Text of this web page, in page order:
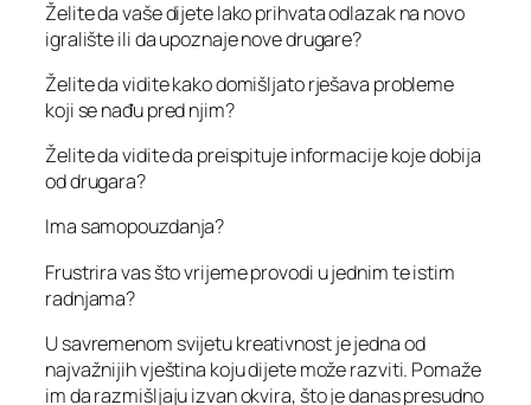
Želite da vaše dijete lako prihvata odlazak na novo
igralište ili da upoznaje nove drugare?
Želite da vidite kako domišljato rješava probleme
koji se nađu pred njim?
Želite da vidite da preispituje informacije koje dobija
od drugara?
Ima samopouzdanja?
Frustrira vas što vrijeme provodi u jednim te istim
radnjama?
U savremenom svijetu kreativnost je jedna od
najvažnijih vještina koju dijete može razviti. Pomaže
im da razmišljaju izvan okvira, što je danas presudno